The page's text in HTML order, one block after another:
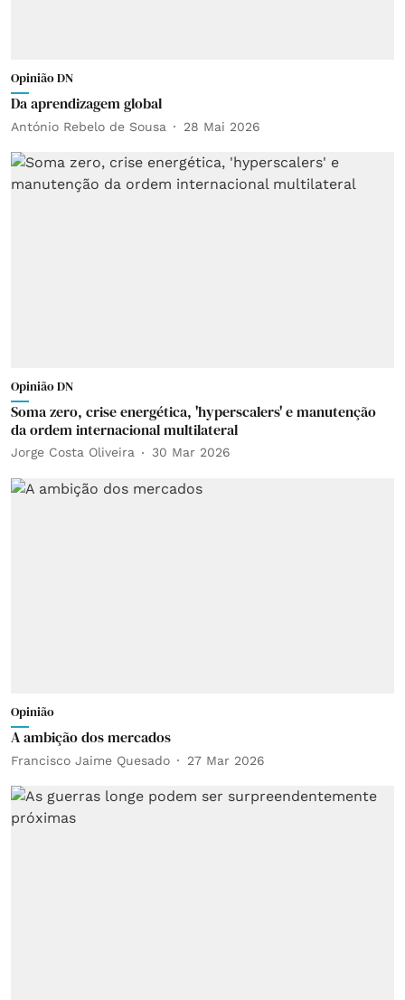
Opinião DN
Da aprendizagem global
António Rebelo de Sousa 28 Mai 2026
Opinião DN
Soma zero, crise energética, 'hyperscalers' e manutenção
da ordem internacional multilateral
Jorge Costa Oliveira 30 Mar 2026
Opinião
A ambição dos mercados
Francisco Jaime Quesado 27 Mar 2026